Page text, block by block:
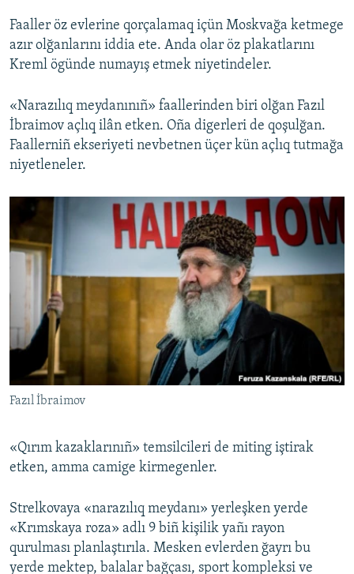
Faaller öz evlerine qorçalamaq içün Moskvağa ketmege
azır olğanlarını iddia ete. Anda olar öz plakatlarını
Kreml ögünde numayış etmek niyetindeler.
«Narazılıq meydanınıñ» faallerinden biri olğan Fazıl
İbraimov açlıq ilân etken. Oña digerleri de qoşulğan.
Faallerniñ ekseriyeti nevbetnen üçer kün açlıq tutmağa
niyetleneler.
Fazıl İbraimov
«Qırım kazaklarınıñ» temsilcileri de miting iştirak
etken, amma camige kirmegenler.
Strelkovaya «narazılıq meydanı» yerleşken yerde
«Krımskaya roza» adlı 9 biñ kişilik yañı rayon
qurulması planlaştırıla. Mesken evlerden ğayrı bu
yerde mektep, balalar bağçası, sport kompleksi ve